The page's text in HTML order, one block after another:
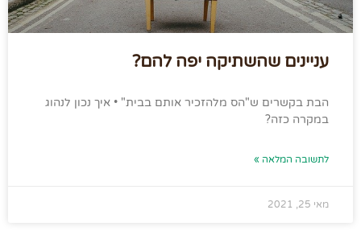
עניינים שהשתיקה יפה להם?
הבת בקשרים ש"הס מלהזכיר אותם בבית" • איך נכון לנהוג
במקרה כזה?
לתשובה המלאה »
מאי 25, 2021